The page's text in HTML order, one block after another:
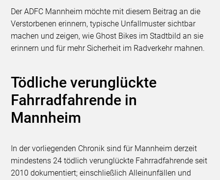
Der ADFC Mannheim möchte mit diesem Beitrag an die
Verstorbenen erinnern, typische Unfallmuster sichtbar
machen und zeigen, wie Ghost Bikes im Stadtbild an sie
erinnern und für mehr Sicherheit im Radverkehr mahnen.
Tödliche verunglückte
Fahrradfahrende in
Mannheim
In der vorliegenden Chronik sind für Mannheim derzeit
mindestens 24 tödlich verunglückte Fahrradfahrende seit
2010 dokumentiert; einschließlich Alleinunfällen und